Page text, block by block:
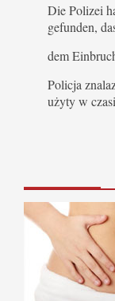
Die Polizei
gefunden,
dem
Policja
użyty w